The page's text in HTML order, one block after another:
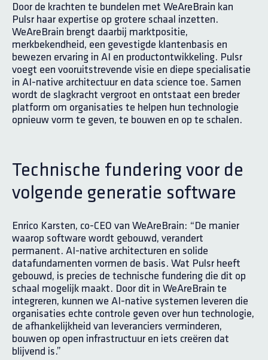
Door de krachten te bundelen met WeAreBrain kan
Pulsr haar expertise op grotere schaal inzetten.
WeAreBrain brengt daarbij marktpositie,
merkbekendheid, een gevestigde klantenbasis en
bewezen ervaring in AI en productontwikkeling. Pulsr
voegt een vooruitstrevende visie en diepe specialisatie
in AI-native architectuur en data science toe. Samen
wordt de slagkracht vergroot en ontstaat een breder
platform om organisaties te helpen hun technologie
opnieuw vorm te geven, te bouwen en op te schalen.
Technische fundering voor de
volgende generatie software
Enrico Karsten, co-CEO van WeAreBrain: “De manier
waarop software wordt gebouwd, verandert
permanent. AI-native architecturen en solide
datafundamenten vormen de basis. Wat Pulsr heeft
gebouwd, is precies de technische fundering die dit op
schaal mogelijk maakt. Door dit in WeAreBrain te
integreren, kunnen we AI-native systemen leveren die
organisaties echte controle geven over hun technologie,
de afhankelijkheid van leveranciers verminderen,
bouwen op open infrastructuur en iets creëren dat
blijvend is.”